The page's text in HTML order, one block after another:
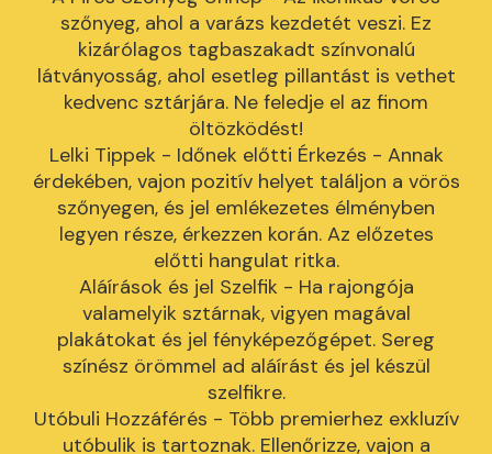
szőnyeg, ahol a varázs kezdetét veszi. Ez
kizárólagos tagbaszakadt színvonalú
látványosság, ahol esetleg pillantást is vethet
kedvenc sztárjára. Ne feledje el az finom
öltözködést!
Lelki Tippek - Időnek előtti Érkezés - Annak
érdekében, vajon pozitív helyet találjon a vörös
szőnyegen, és jel emlékezetes élményben
legyen része, érkezzen korán. Az előzetes
előtti hangulat ritka.
Aláírások és jel Szelfik - Ha rajongója
valamelyik sztárnak, vigyen magával
plakátokat és jel fényképezőgépet. Sereg
színész örömmel ad aláírást és jel készül
szelfikre.
Utóbuli Hozzáférés - Több premierhez exkluzív
utóbulik is tartoznak. Ellenőrizze, vajon a